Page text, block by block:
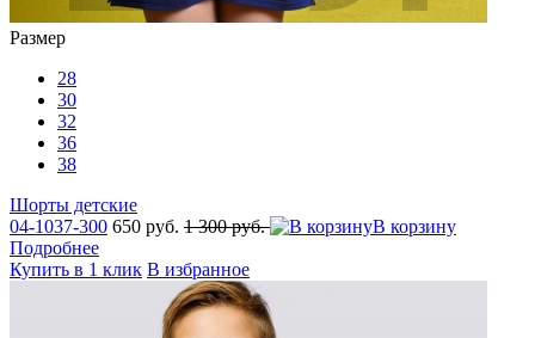
Размер
28
30
32
36
38
Шорты детcкие
04-1037-300 650 руб. 1 300 руб.
В корзину
Подробнее
Купить в 1 клик В избранное